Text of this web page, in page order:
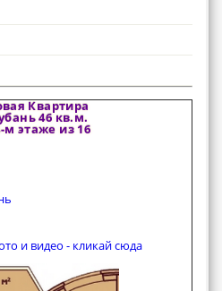
Квартира
46 кв.м.
м этаже из 16
и видео - кликай сюда